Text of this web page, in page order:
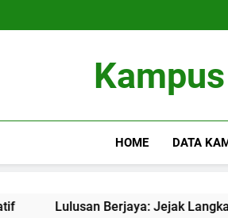
HOME DATA
Lulusan Berjaya: Jejak Langkah